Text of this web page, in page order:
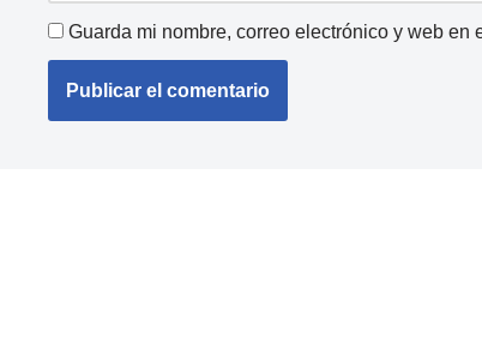
Guarda mi nombre, correo electrónico y web